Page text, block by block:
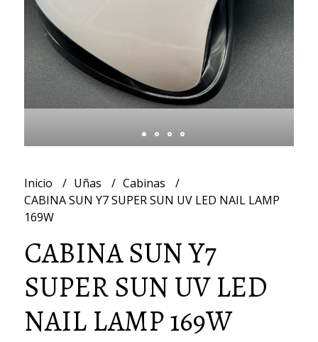
Inicio Uñas
Cabinas
CABINA SUN Y7 SUPER SUN UV LED NAIL LAMP
169W
CABINA SUN Y7
SUPER SUN UV LED
NAIL LAMP 169W